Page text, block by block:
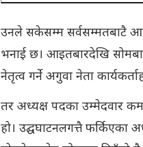
उनले सकेसम्म सर्वसम्मतबाटै
भनाई छ। आइतबारदेखि
नेतृत्व गर्ने अगुवा नेता
तर अध्यक्ष पदका उम्मेदवार
हो। उद्घघाटनलगत्तै फर्किएका